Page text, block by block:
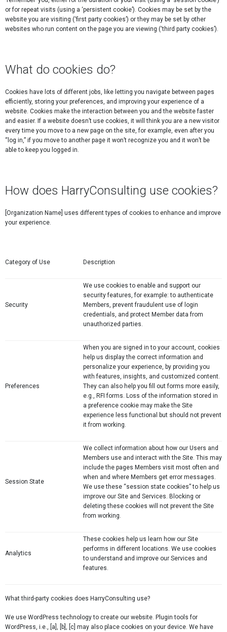
or for repeat visits (using a ‘persistent cookie’). Cookies may be set by the
website you are visiting (‘first party cookies’) or they may be set by other
websites who run content on the page you are viewing (‘third party cookies’).
What do cookies do?
Cookies have lots of different jobs, like letting you navigate between pages
efficiently, storing your preferences, and improving your experience of a
website. Cookies make the interaction between you and the website faster
and easier. If a website doesn’t use cookies, it will think you are a new visitor
every time you move to a new page on the site, for example, even after you
“log in,” if you move to another page it won’t recognize you and it won’t be
able to keep you logged in.
How does HarryConsulting use cookies?
[Organization Name] uses different types of cookies to enhance and improve
your experience.
Category of Use Description
Security
We use cookies to enable and support our
security features, for example: to authenticate
Members, prevent fraudulent use of login
credentials, and protect Member data from
unauthorized parties.
Preferences
When you are signed in to your account, cookies
help us display the correct information and
personalize your experience, by providing you
with features, insights, and customized content.
They can also help you fill out forms more easily,
e.g., RFI forms. Loss of the information stored in
a preference cookie may make the Site
experience less functional but should not prevent
it from working.
Session State
We collect information about how our Users and
Members use and interact with the Site. This may
include the pages Members visit most often and
when and where Members get error messages.
We use these “session state cookies” to help us
improve our Site and Services. Blocking or
deleting these cookies will not prevent the Site
from working.
Analytics
These cookies help us learn how our Site
performs in different locations. We use cookies
to understand and improve our Services and
features.
What third-party cookies does HarryConsulting use?
We use WordPress technology to create our website. Plugin tools for
WordPress, i.e., [a], [b], [c] may also place cookies on your device. We have